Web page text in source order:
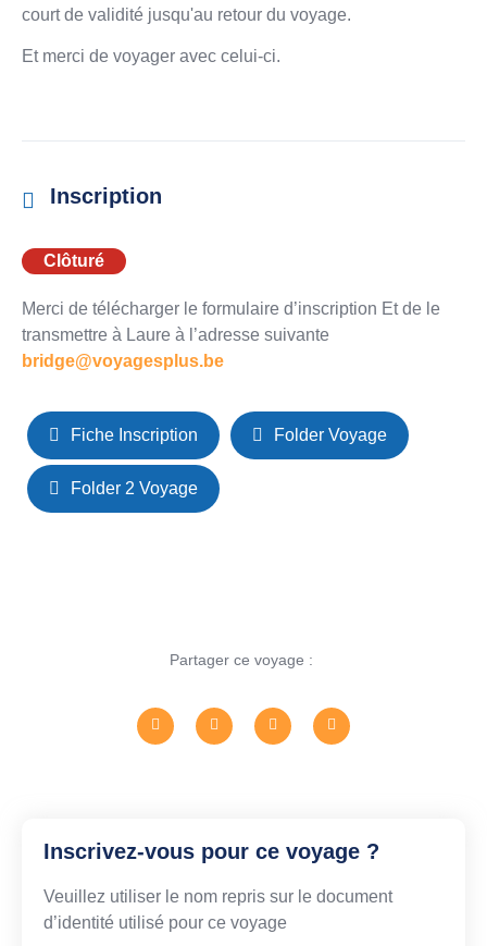
court de validité jusqu'au retour du voyage.
Et merci de voyager avec celui-ci.
Inscription
Clôturé
Merci de télécharger le formulaire d’inscription Et de le
transmettre à Laure à l’adresse suivante
bridge@voyagesplus.be
Fiche Inscription Folder Voyage
Folder 2 Voyage
Partager ce voyage :
Inscrivez-vous pour ce voyage ?
Veuillez utiliser le nom repris sur le document
d’identité utilisé pour ce voyage